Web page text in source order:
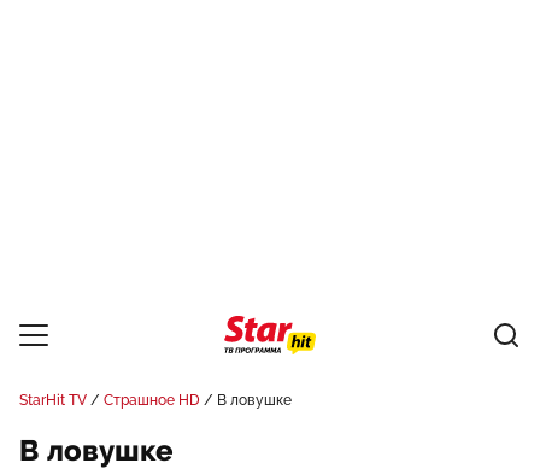
StarHit TV Страшное HD В ловушке
В ловушке